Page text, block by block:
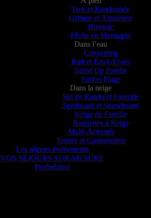
Trek et Randonnée
Grimpe et Alpinisme
Bivouac
Pêche en Montagne
Dans l’eau
Canyoning
Raft et Eaux-Vives
Stand Up Paddle
Surf et Plage
Dans la neige
Ski de Rando et Freeride
Splitboard et Snowboard
Neige en Famille
Raquettes à Neige
Multi-Activités
Terroir et Gastronomie
Les séjours événements
VOS SÉJOURS SUR-MESURE
Pyrénéance